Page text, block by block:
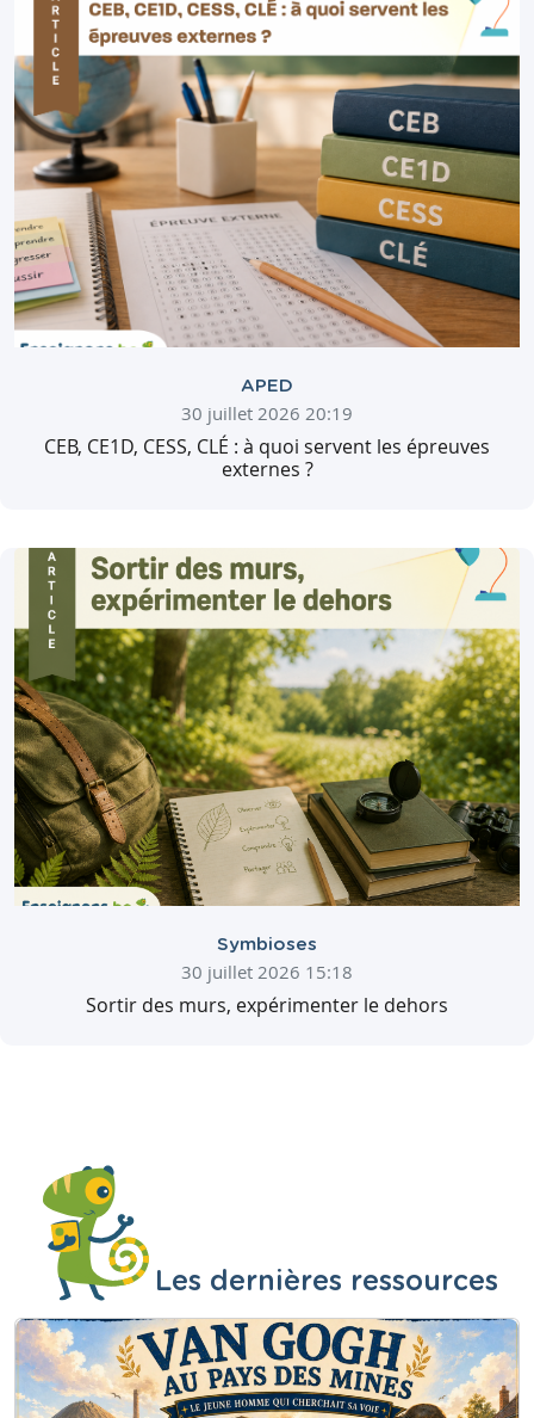
APED
30 juillet 2026 20:19
CEB, CE1D, CESS, CLÉ : à quoi servent les épreuves
externes ?
Symbioses
30 juillet 2026 15:18
Sortir des murs, expérimenter le dehors
Les dernières ressources